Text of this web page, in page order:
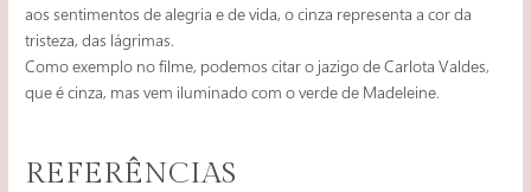
aos sentimentos de alegria e de vida, o cinza representa a cor da
tristeza, das lágrimas.
Como exemplo no filme, podemos citar o jazigo de Carlota Valdes,
que é cinza, mas vem iluminado com o verde de Madeleine.
REFERÊNCIAS